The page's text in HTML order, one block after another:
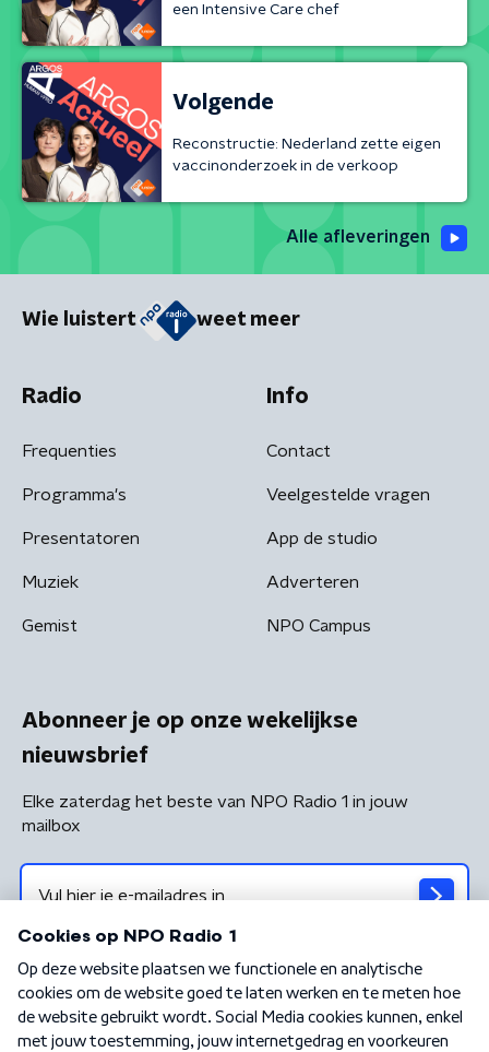
een Intensive Care chef
Volgende
Reconstructie: Nederland zette eigen
vaccinonderzoek in de verkoop
Alle afleveringen
Wie luistert weet meer
Radio
Frequenties
Programma's
Presentatoren
Muziek
Gemist
Info
Contact
Veelgestelde vragen
App de studio
Adverteren
NPO Campus
Abonneer je op onze wekelijkse
nieuwsbrief
Elke zaterdag het beste van NPO Radio 1 in jouw
mailbox
Algemene voorwaarden